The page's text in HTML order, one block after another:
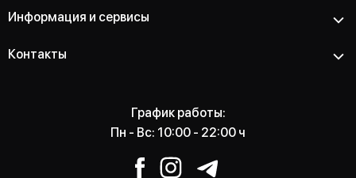
Информация и сервисы
Контакты
График работы:
Пн - Вс: 10:00 - 22:00 ч